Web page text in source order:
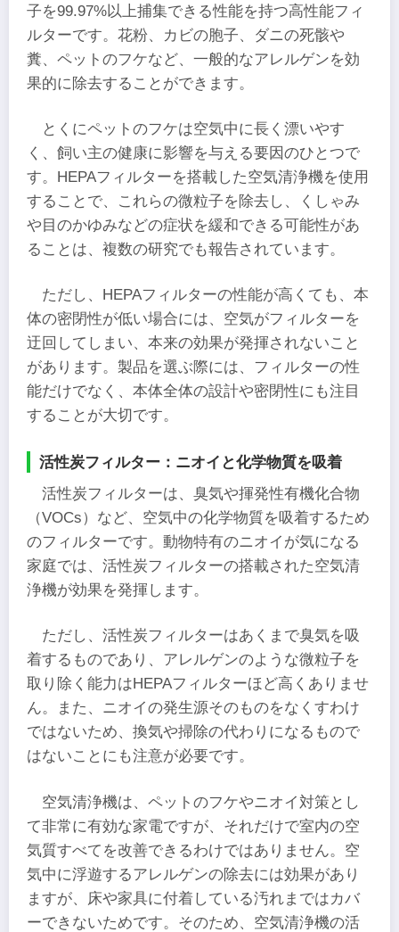
子を99.97%以上捕集できる性能を持つ高性能フィ
ルターです。花粉、カビの胞子、ダニの死骸や
糞、ペットのフケなど、一般的なアレルゲンを効
果的に除去することができます。
とくにペットのフケは空気中に長く漂いやす
く、飼い主の健康に影響を与える要因のひとつで
す。HEPAフィルターを搭載した空気清浄機を使用
することで、これらの微粒子を除去し、くしゃみ
や目のかゆみなどの症状を緩和できる可能性があ
ることは、複数の研究でも報告されています。
ただし、HEPAフィルターの性能が高くても、本
体の密閉性が低い場合には、空気がフィルターを
迂回してしまい、本来の効果が発揮されないこと
があります。製品を選ぶ際には、フィルターの性
能だけでなく、本体全体の設計や密閉性にも注目
することが大切です。
活性炭フィルター：ニオイと化学物質を吸着
活性炭フィルターは、臭気や揮発性有機化合物
（VOCs）など、空気中の化学物質を吸着するため
のフィルターです。動物特有のニオイが気になる
家庭では、活性炭フィルターの搭載された空気清
浄機が効果を発揮します。
ただし、活性炭フィルターはあくまで臭気を吸
着するものであり、アレルゲンのような微粒子を
取り除く能力はHEPAフィルターほど高くありませ
ん。また、ニオイの発生源そのものをなくすわけ
ではないため、換気や掃除の代わりになるもので
はないことにも注意が必要です。
空気清浄機は、ペットのフケやニオイ対策とし
て非常に有効な家電ですが、それだけで室内の空
気質すべてを改善できるわけではありません。空
気中に浮遊するアレルゲンの除去には効果があり
ますが、床や家具に付着している汚れまではカバ
ーできないためです。そのため、空気清浄機の活